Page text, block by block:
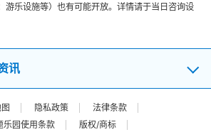
游乐设施等）也有可能开放。详情请于当日咨询设
讯
隐私政策
法律条款
乐园使用条款
版权/商标